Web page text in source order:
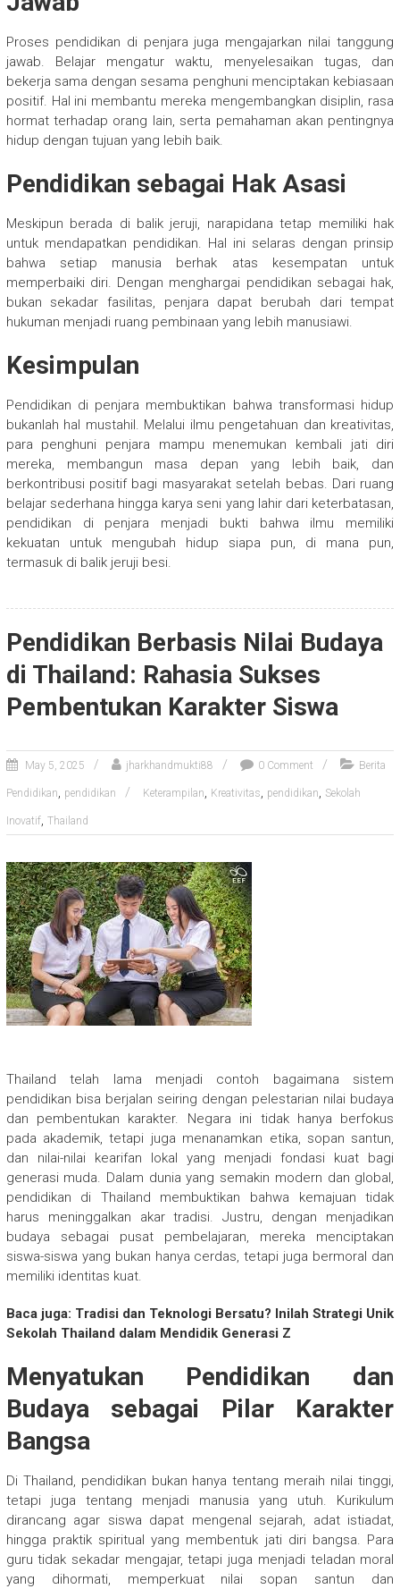
Proses pendidikan di penjara juga mengajarkan nilai tanggung
jawab. Belajar mengatur waktu, menyelesaikan tugas, dan
bekerja sama dengan sesama penghuni menciptakan kebiasaan
positif. Hal ini membantu mereka mengembangkan disiplin, rasa
hormat terhadap orang lain, serta pemahaman akan pentingnya
hidup dengan tujuan yang lebih baik.
Pendidikan sebagai Hak Asasi
Meskipun berada di balik jeruji, narapidana tetap memiliki hak
untuk mendapatkan pendidikan. Hal ini selaras dengan prinsip
bahwa setiap manusia berhak atas kesempatan untuk
memperbaiki diri. Dengan menghargai pendidikan sebagai hak,
bukan sekadar fasilitas, penjara dapat berubah dari tempat
hukuman menjadi ruang pembinaan yang lebih manusiawi.
Kesimpulan
Pendidikan di penjara membuktikan bahwa transformasi hidup
bukanlah hal mustahil. Melalui ilmu pengetahuan dan kreativitas,
para penghuni penjara mampu menemukan kembali jati diri
mereka, membangun masa depan yang lebih baik, dan
berkontribusi positif bagi masyarakat setelah bebas. Dari ruang
belajar sederhana hingga karya seni yang lahir dari keterbatasan,
pendidikan di penjara menjadi bukti bahwa ilmu memiliki
kekuatan untuk mengubah hidup siapa pun, di mana pun,
termasuk di balik jeruji besi.
Pendidikan Berbasis Nilai Budaya
di Thailand: Rahasia Sukses
Pembentukan Karakter Siswa
May 5, 2025 jharkhandmukti88 0 Comment Berita
Pendidikan, pendidikan Keterampilan, Kreativitas, pendidikan, Sekolah
Inovatif, Thailand
Thailand telah lama menjadi contoh bagaimana sistem
pendidikan bisa berjalan seiring dengan pelestarian nilai budaya
dan pembentukan karakter. Negara ini tidak hanya berfokus
pada akademik, tetapi juga menanamkan etika, sopan santun,
dan nilai-nilai kearifan lokal yang menjadi fondasi kuat bagi
generasi muda. Dalam dunia yang semakin modern dan global,
pendidikan di Thailand membuktikan bahwa kemajuan tidak
harus meninggalkan akar tradisi. Justru, dengan menjadikan
budaya sebagai pusat pembelajaran, mereka menciptakan
siswa-siswa yang bukan hanya cerdas, tetapi juga bermoral dan
memiliki identitas kuat.
Baca juga: Tradisi dan Teknologi Bersatu? Inilah Strategi Unik
Sekolah Thailand dalam Mendidik Generasi Z
Menyatukan Pendidikan dan
Budaya sebagai Pilar Karakter
Bangsa
Di Thailand, pendidikan bukan hanya tentang meraih nilai tinggi,
tetapi juga tentang menjadi manusia yang utuh. Kurikulum
dirancang agar siswa dapat mengenal sejarah, adat istiadat,
hingga praktik spiritual yang membentuk jati diri bangsa. Para
guru tidak sekadar mengajar, tetapi juga menjadi teladan moral
yang dihormati, memperkuat nilai sopan santun dan